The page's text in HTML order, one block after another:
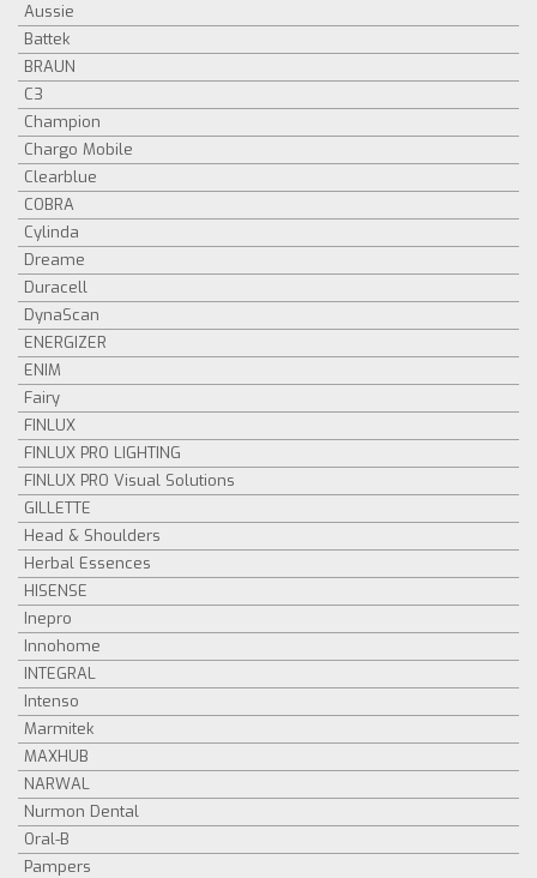
Aussie
Battek
BRAUN
C3
Champion
Chargo Mobile
Clearblue
COBRA
Cylinda
Dreame
Duracell
DynaScan
ENERGIZER
ENIM
Fairy
FINLUX
FINLUX PRO LIGHTING
FINLUX PRO Visual Solutions
GILLETTE
Head & Shoulders
Herbal Essences
HISENSE
Inepro
Innohome
INTEGRAL
Intenso
Marmitek
MAXHUB
NARWAL
Nurmon Dental
Oral-B
Pampers